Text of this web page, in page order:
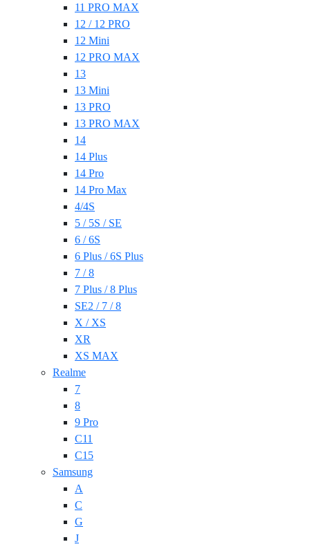
11 PRO MAX
12 / 12 PRO
12 Mini
12 PRO MAX
13
13 Mini
13 PRO
13 PRO MAX
14
14 Plus
14 Pro
14 Pro Max
4/4S
5 / 5S / SE
6 / 6S
6 Plus / 6S Plus
7 / 8
7 Plus / 8 Plus
SE2 / 7 / 8
X / XS
XR
XS MAX
Realme
7
8
9 Pro
C11
C15
Samsung
A
C
G
J